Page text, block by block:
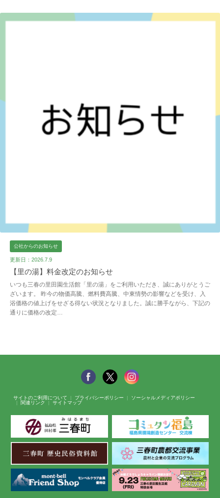
公社からのお知らせ
更新日：2026.7.9
【里の湯】料金改定のお知らせ
いつも三春の里田園生活館「里の湯」をご利用いただき、誠にありがとうご
ざいます。 昨今の物価高騰、燃料費高騰、中東情勢の影響などを受け、入
浴価格の値上げをせざる得ない状況となりました。誠に勝手ながら、下記の
通りに価格の改定…
サイトのご利用について プライバシーポリシー
ソーシャルメディアポリシー
関連リンク
サイトマップ